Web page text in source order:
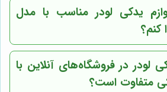
یدکی لودر مناسب با مدل
کنم؟
لودر در فروشگاه‌های آنلاین با
متفاوت است؟